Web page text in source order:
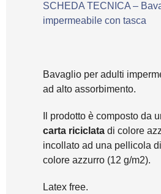
SCHEDA TECNICA –
impermeabile con tasca
Bavaglio per adulti
ad alto assorbimento.
Il prodotto è composto da
carta riciclata di colore
incollato ad una pellicola di
colore azzurro (12 g/m2).
Latex free.